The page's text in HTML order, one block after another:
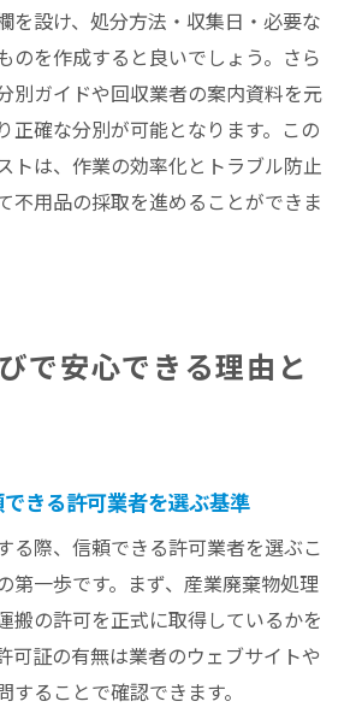
を設け、処分方法・収集日・必要な
のを作成すると良いでしょう。さら
別ガイドや回収業者の案内資料を元
正確な分別が可能となります。この
トは、作業の効率化とトラブル防止
不用品の採取を進めることができま
で安心できる理由と
きる許可業者を選ぶ基準
る際、信頼できる許可業者を選ぶこ
第一歩です。まず、産業廃棄物処理
搬の許可を正式に取得しているかを
可証の有無は業者のウェブサイトや
することで確認できます。